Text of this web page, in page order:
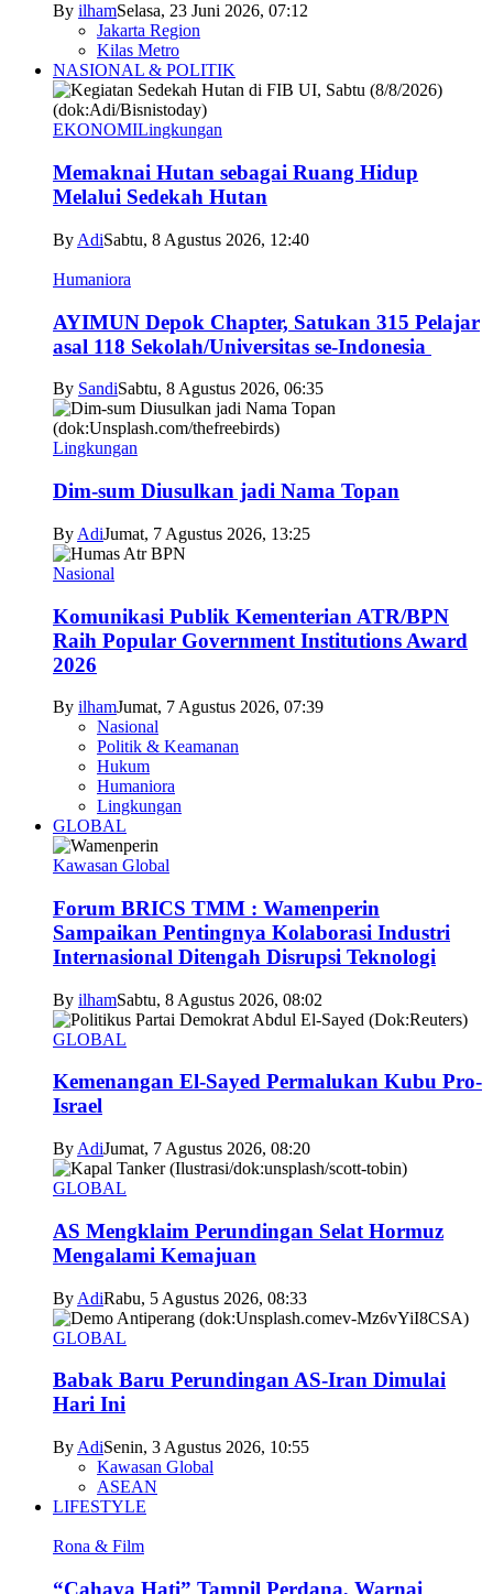
By ilhamSelasa, 23 Juni 2026, 07:12
Jakarta Region
Kilas Metro
NASIONAL & POLITIK
EKONOMILingkungan
Memaknai Hutan sebagai Ruang Hidup
Melalui Sedekah Hutan
By AdiSabtu, 8 Agustus 2026, 12:40
Humaniora
AYIMUN Depok Chapter, Satukan 315 Pelajar
asal 118 Sekolah/Universitas se-Indonesia
By SandiSabtu, 8 Agustus 2026, 06:35
Lingkungan
Dim-sum Diusulkan jadi Nama Topan
By AdiJumat, 7 Agustus 2026, 13:25
Nasional
Komunikasi Publik Kementerian ATR/BPN
Raih Popular Government Institutions Award
2026
By ilhamJumat, 7 Agustus 2026, 07:39
Nasional
Politik & Keamanan
Hukum
Humaniora
Lingkungan
GLOBAL
Kawasan Global
Forum BRICS TMM : Wamenperin
Sampaikan Pentingnya Kolaborasi Industri
Internasional Ditengah Disrupsi Teknologi
By ilhamSabtu, 8 Agustus 2026, 08:02
GLOBAL
Kemenangan El-Sayed Permalukan Kubu Pro-
Israel
By AdiJumat, 7 Agustus 2026, 08:20
GLOBAL
AS Mengklaim Perundingan Selat Hormuz
Mengalami Kemajuan
By AdiRabu, 5 Agustus 2026, 08:33
GLOBAL
Babak Baru Perundingan AS-Iran Dimulai
Hari Ini
By AdiSenin, 3 Agustus 2026, 10:55
Kawasan Global
ASEAN
LIFESTYLE
Rona & Film
“Cahaya Hati” Tampil Perdana, Warnai